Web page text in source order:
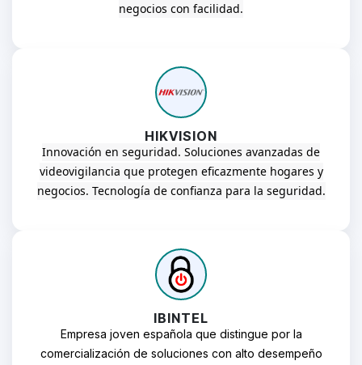
negocios con facilidad.
HIKVISION
Innovación en seguridad. Soluciones avanzadas de
videovigilancia que protegen eficazmente hogares y
negocios. Tecnología de confianza para la seguridad.
IBINTEL
Empresa joven española que distingue por la
comercialización de soluciones con alto desempeño